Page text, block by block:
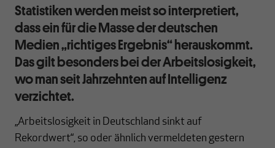
Statistiken werden meist so interpretiert,
dass ein für die Masse der deutschen
Medien „richtiges Ergebnis“ herauskommt.
Das gilt besonders bei der Arbeitslosigkeit,
wo man seit Jahrzehnten auf Intelligenz
verzichtet.
„Arbeitslosigkeit in Deutschland sinkt auf
Rekordwert“, so oder ähnlich vermeldeten gestern